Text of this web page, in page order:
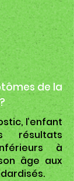
de la
l’enfant
résultats
à
âge aux